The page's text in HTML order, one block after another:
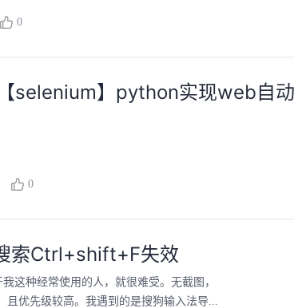
0
selenium】python实现web自
0
索Ctrl+shift+F失效
这种经常使用的人，就很难受。无截图，
且优先级较高。我遇到的是搜狗输入法导...